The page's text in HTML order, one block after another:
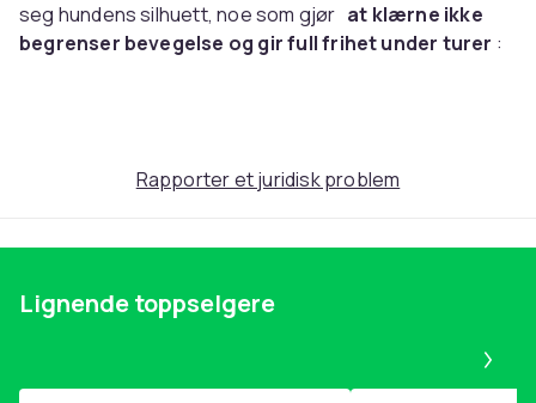
seg hundens silhuett, noe som gjør at klærne ikke
begrenser bevegelse og gir full frihet under turer :
katter, russisk blå katt, abyssiner
klemmer kjæledyrets kropp uten å forårsake irritasjon
hunden eller katten din vil bære klærne med glede
varmer effektivt på kalde dager, perfekt for høst-
Rapporter et juridisk problem
Lignende toppselgere